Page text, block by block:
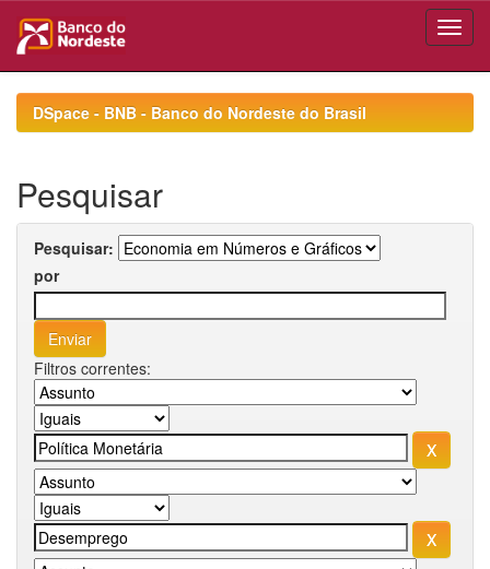
navigationDSpace - BNB - Banco do Nordeste do Brasil
Pesquisar
Pesquisar:
por
Filtros correntes: